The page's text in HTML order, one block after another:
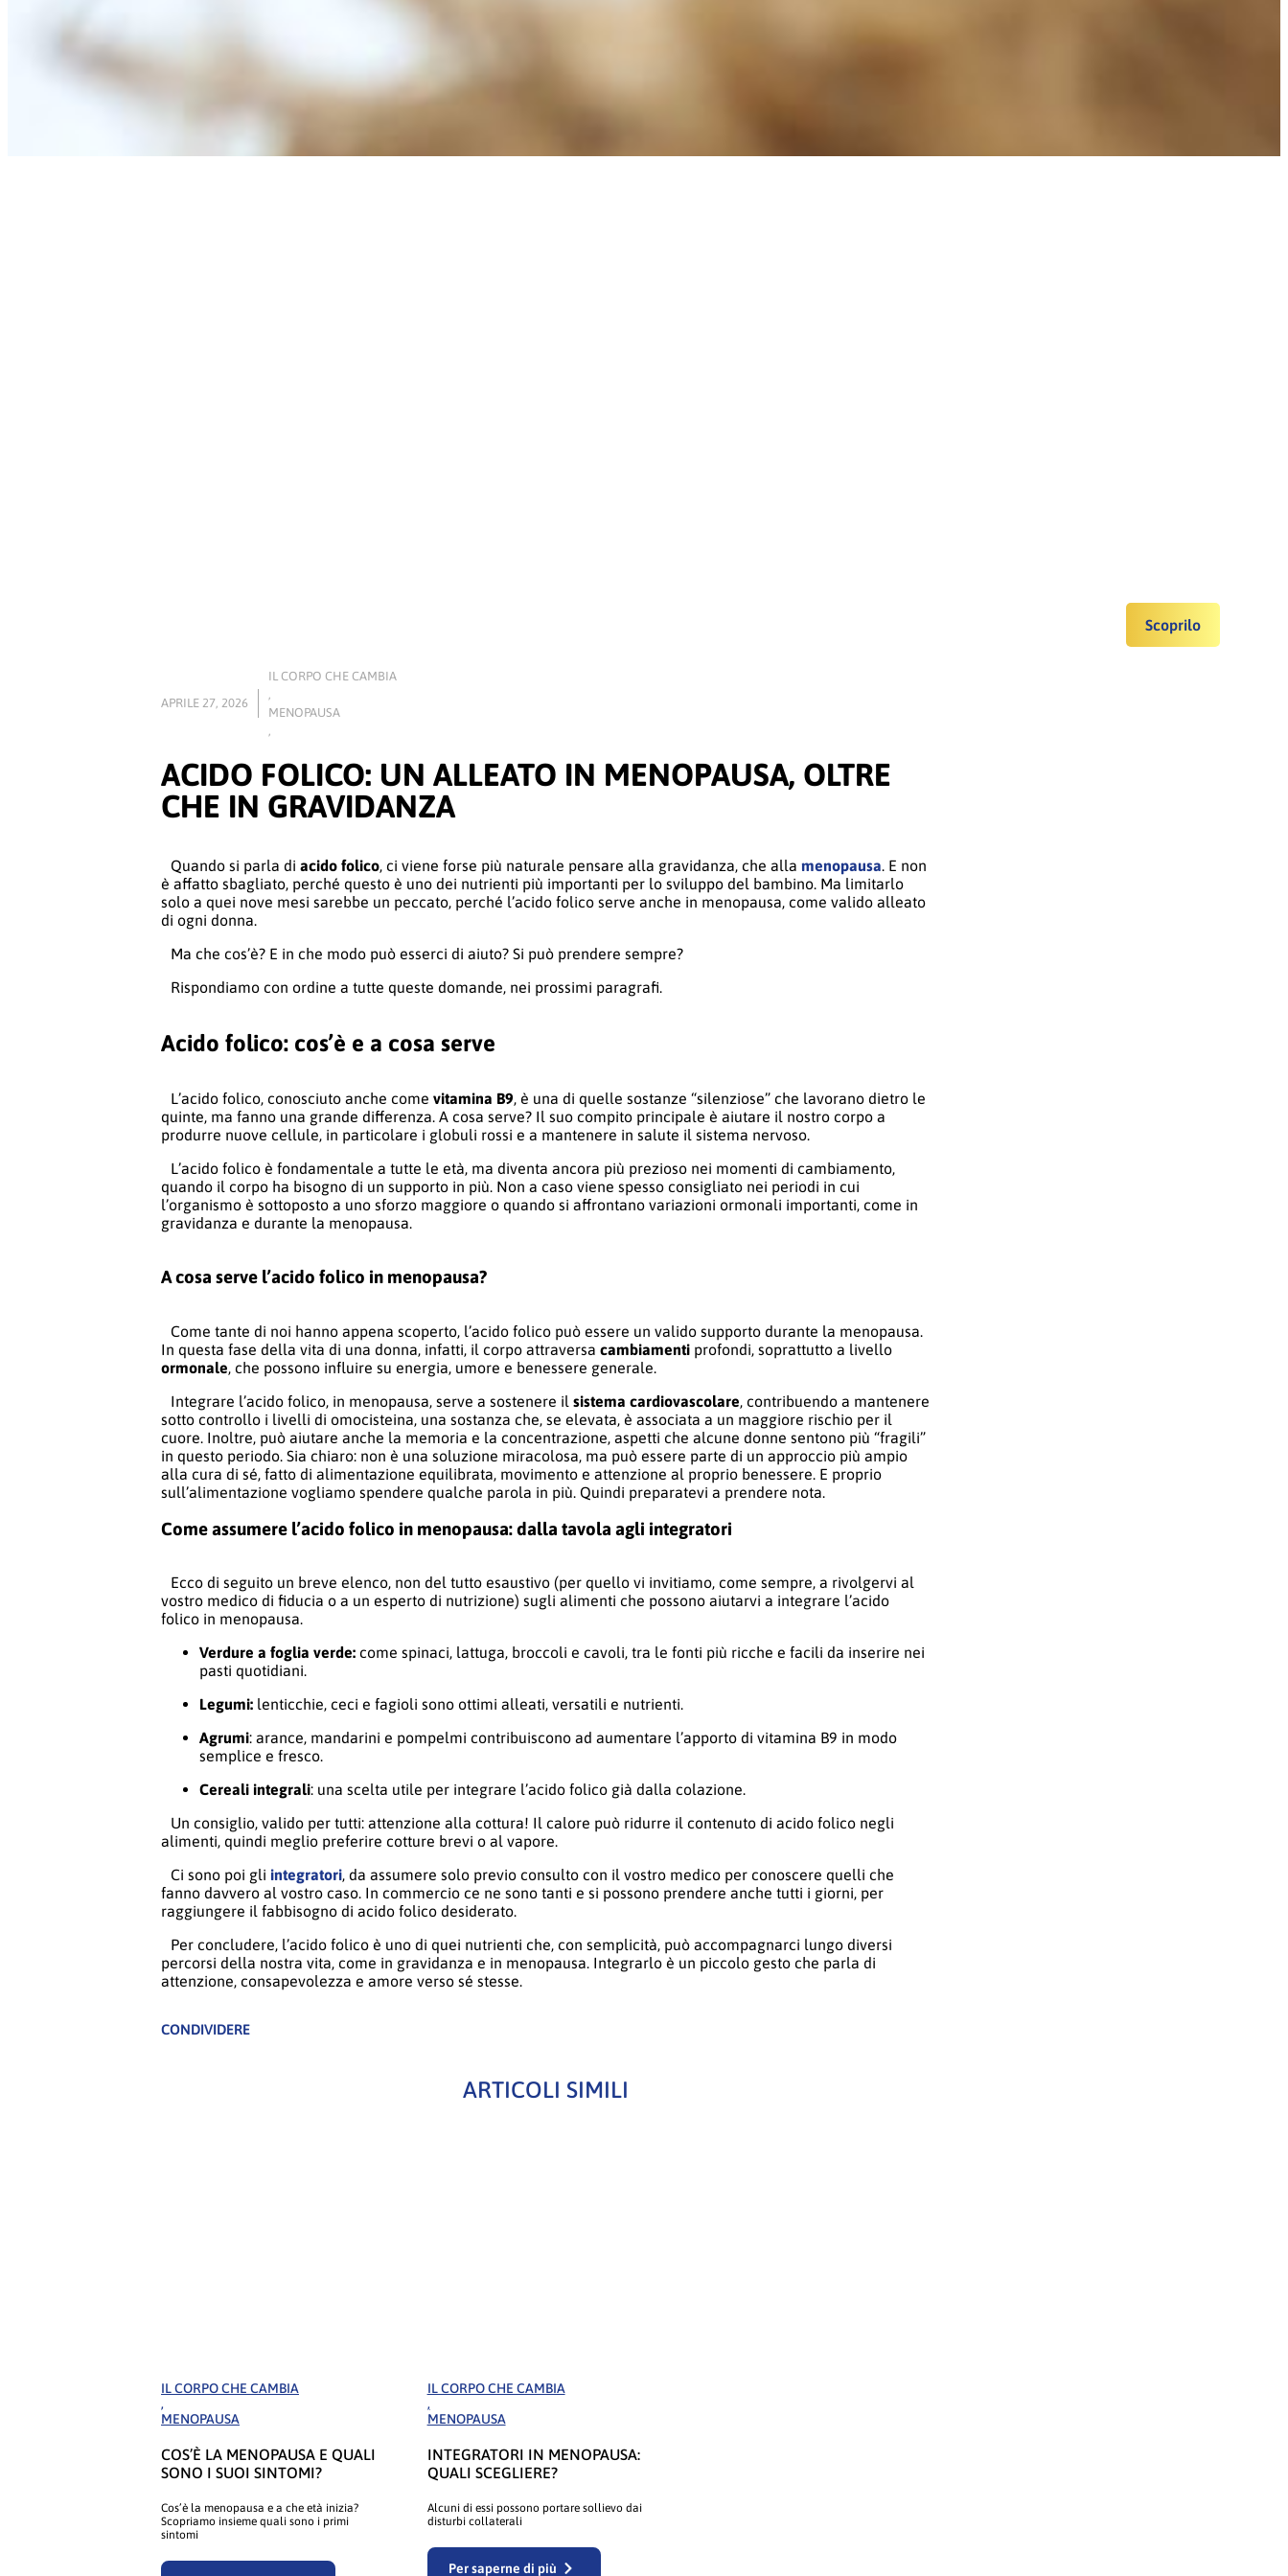
APRILE 27, 2026
IL CORPO CHE CAMBIA
,
MENOPAUSA
,
ACIDO FOLICO: UN ALLEATO IN MENOPAUSA, OLTRE
CHE IN GRAVIDANZA
Quando si parla di acido folico, ci viene forse più naturale pensare alla gravidanza, che alla menopausa. E non
è affatto sbagliato, perché questo è uno dei nutrienti più importanti per lo sviluppo del bambino. Ma limitarlo
solo a quei nove mesi sarebbe un peccato, perché l’acido folico serve anche in menopausa, come valido alleato
di ogni donna.
Ma che cos’è? E in che modo può esserci di aiuto? Si può prendere sempre?
Rispondiamo con ordine a tutte queste domande, nei prossimi paragrafi.
Acido folico: cos’è e a cosa serve
L’acido folico, conosciuto anche come vitamina B9 , è una di quelle sostanze “silenziose” che lavorano dietro le
quinte, ma fanno una grande differenza. A cosa serve? Il suo compito principale è aiutare il nostro corpo a
produrre nuove cellule, in particolare i globuli rossi e a mantenere in salute il sistema nervoso.
L’acido folico è fondamentale a tutte le età, ma diventa ancora più prezioso nei momenti di cambiamento,
quando il corpo ha bisogno di un supporto in più. Non a caso viene spesso consigliato nei periodi in cui
l’organismo è sottoposto a uno sforzo maggiore o quando si affrontano variazioni ormonali importanti, come in
gravidanza e durante la menopausa.
A cosa serve l’acido folico in menopausa?
Come tante di noi hanno appena scoperto, l’acido folico può essere un valido supporto durante la menopausa.
In questa fase della vita di una donna, infatti, il corpo attraversa cambiamenti profondi, soprattutto a livello
ormonale, che possono influire su energia, umore e benessere generale.
Integrare l’acido folico, in menopausa, serve a sostenere il sistema cardiovascolare, contribuendo a mantenere
sotto controllo i livelli di omocisteina, una sostanza che, se elevata, è associata a un maggiore rischio per il
cuore. Inoltre, può aiutare anche la memoria e la concentrazione, aspetti che alcune donne sentono più “fragili”
in questo periodo. Sia chiaro: non è una soluzione miracolosa, ma può essere parte di un approccio più ampio
alla cura di sé, fatto di alimentazione equilibrata, movimento e attenzione al proprio benessere. E proprio
sull’alimentazione vogliamo spendere qualche parola in più. Quindi preparatevi a prendere nota.
Come assumere l’acido folico in menopausa: dalla tavola agli integratori
Ecco di seguito un breve elenco, non del tutto esaustivo (per quello vi invitiamo, come sempre, a rivolgervi al
vostro medico di fiducia o a un esperto di nutrizione) sugli alimenti che possono aiutarvi a integrare l’acido
folico in menopausa.
Verdure a foglia verde: come spinaci, lattuga, broccoli e cavoli, tra le fonti più ricche e facili da inserire nei
pasti quotidiani.
Legumi: lenticchie, ceci e fagioli sono ottimi alleati, versatili e nutrienti.
Agrumi: arance, mandarini e pompelmi contribuiscono ad aumentare l’apporto di vitamina B9 in modo
semplice e fresco.
Cereali integrali: una scelta utile per integrare l’acido folico già dalla colazione.
Un consiglio, valido per tutti: attenzione alla cottura! Il calore può ridurre il contenuto di acido folico negli
alimenti, quindi meglio preferire cotture brevi o al vapore.
Ci sono poi gli integratori, da assumere solo previo consulto con il vostro medico per conoscere quelli che
fanno davvero al vostro caso. In commercio ce ne sono tanti e si possono prendere anche tutti i giorni, per
raggiungere il fabbisogno di acido folico desiderato.
Per concludere, l’acido folico è uno di quei nutrienti che, con semplicità, può accompagnarci lungo diversi
percorsi della nostra vita, come in gravidanza e in menopausa. Integrarlo è un piccolo gesto che parla di
attenzione, consapevolezza e amore verso sé stesse.
CONDIVIDERE
ARTICOLI SIMILI
IL CORPO CHE CAMBIA
,
MENOPAUSA
COS’È LA MENOPAUSA E QUALI
SONO I SUOI SINTOMI?
Cos’è la menopausa e a che età inizia?
Scopriamo insieme quali sono i primi
sintomi
IL CORPO CHE CAMBIA
,
MENOPAUSA
INTEGRATORI IN MENOPAUSA:
QUALI SCEGLIERE?
Alcuni di essi possono portare sollievo dai
disturbi collaterali
Per saperne di più
Scoprilo